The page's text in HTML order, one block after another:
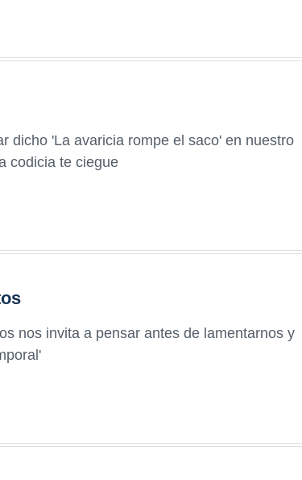
dicho 'La avaricia rompe el saco' en nuestro
codicia te ciegue
nos invita a pensar antes de lamentarnos y